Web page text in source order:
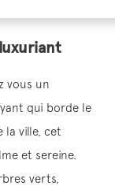
vous un
qui borde le
la ville, cet
et sereine.
verts,